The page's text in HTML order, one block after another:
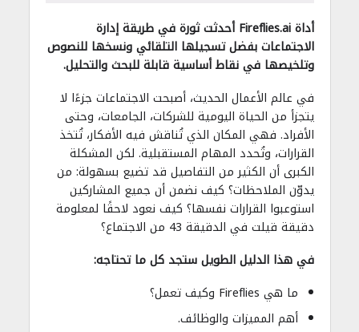
أداة Fireflies.ai أحدثت ثورة في طريقة إدارة
الاجتماعات بفضل تسجيلها التلقائي ونسخها للنصوص
وتلخيصها في نقاط أساسية قابلة للبحث والتحليل.
في عالم الأعمال الحديث، أصبحت الاجتماعات جزءًا لا
يتجزأ من الحياة اليومية للشركات، الجامعات، وحتى
الأفراد. فهي المكان الذي تُناقش فيه الأفكار، تُتخذ
القرارات، وتُحدد المهام المستقبلية. لكن المشكلة
الكبرى أن الكثير من التفاصيل قد تضيع بسهولة: من
يدوّن الملاحظات؟ كيف نضمن أن جميع المشاركين
استوعبوا القرارات نفسها؟ كيف نعود لاحقًا لمعلومة
دقيقة قيلت في الدقيقة 43 من الاجتماع؟
في هذا الدليل الطويل ستجد كل ما تحتاجه:
ما هي Fireflies وكيف تعمل؟
أهم المميزات والوظائف.